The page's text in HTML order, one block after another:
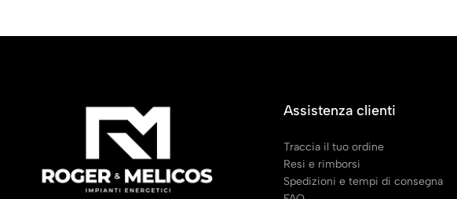
Assistenza clienti
Traccia il tuo ordine
Resi e rimborsi
Spedizioni e tempi di consegna